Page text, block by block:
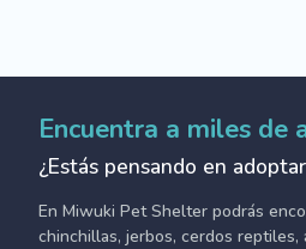
Encuentra a miles de
¿Estás pensando en
En Miwuki Pet Shelter podrás
chinchillas, jerbos, cerdos